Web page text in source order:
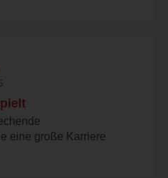
eine große Karriere